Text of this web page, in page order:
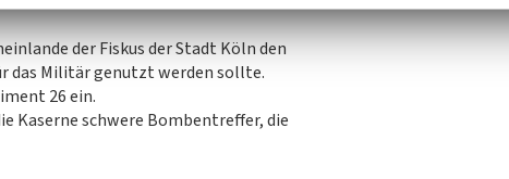
der Fiskus der Stadt Köln den
das Militär genutzt werden sollte.
26 ein.
Kaserne schwere Bombentreffer, die